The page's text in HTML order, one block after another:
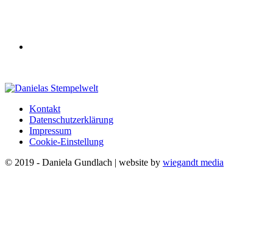
Kontakt
Datenschutzerklärung
Impressum
Cookie-Einstellung
© 2019 - Daniela Gundlach | website by wiegandt media